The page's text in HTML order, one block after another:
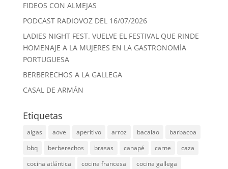
FIDEOS CON ALMEJAS
PODCAST RADIOVOZ DEL 16/07/2026
LADIES NIGHT FEST. VUELVE EL FESTIVAL QUE RINDE
HOMENAJE A LA MUJERES EN LA GASTRONOMÍA
PORTUGUESA
BERBERECHOS A LA GALLEGA
CASAL DE ARMÁN
Etiquetas
algas aove aperitivo arroz bacalao
barbacoa
bbq
berberechos brasas canapé carne
caza
cocina atlántica
cocina francesa
cocina gallega